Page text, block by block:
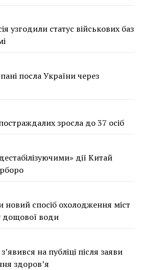
узгодили статус військових баз
посла України через
зросла до 37 осіб
дії Китай
новий спосіб охолодження міст
дощової води
на публіці після заяви
здоров’я